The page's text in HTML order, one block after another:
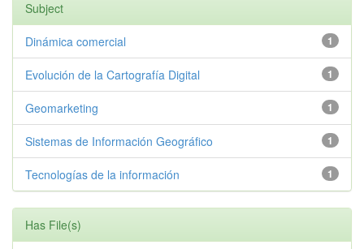
Subject
1
Dinámica comercial
1
Evolución de la Cartografía Digital
1
Geomarketing
1
Sistemas de Información Geográfico
1
Tecnologías de la información
Has File(s)